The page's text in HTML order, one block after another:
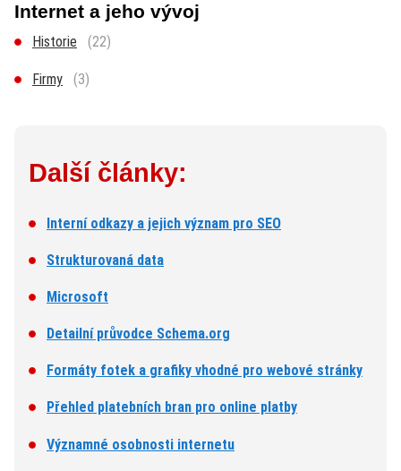
Internet a jeho vývoj
Historie (22)
Firmy (3)
Další články:
Interní odkazy a jejich význam pro SEO
Strukturovaná data
Microsoft
Detailní průvodce Schema.org
Formáty fotek a grafiky vhodné pro webové stránky
Přehled platebních bran pro online platby
Významné osobnosti internetu